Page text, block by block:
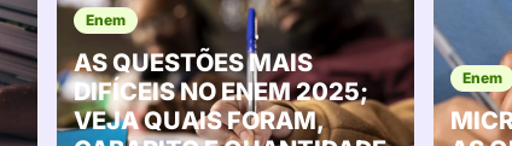
Enem
AS QUESTÕES MAIS
DIFÍCEIS NO ENEM 2025;
VEJA QUAIS FORAM,
Enem